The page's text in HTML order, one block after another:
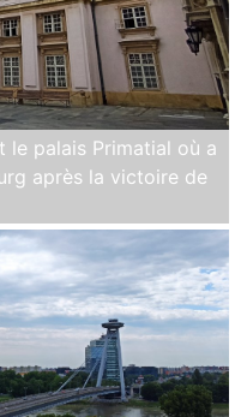
le palais Primatial où a
après la victoire de